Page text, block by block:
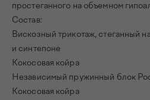
простеганного на объемном
Состав:
Вискозный трикотаж, стеганный
и синтепоне
Кокосовая койра
Независимый пружинный блок
Кокосовая койра